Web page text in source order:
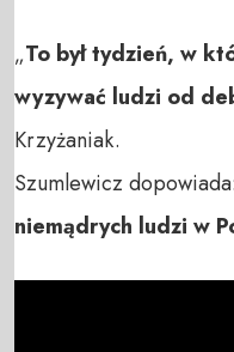
„To był tydzień, w
wyzywać ludzi od
Krzyżaniak.
Szumlewicz
niemądrych ludzi w